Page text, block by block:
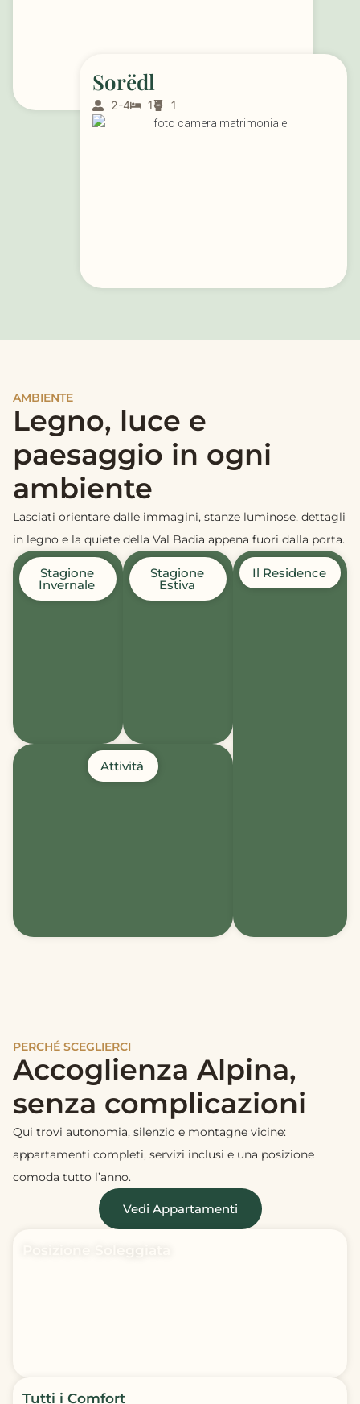
Sorëdl
2-4 1 1
AMBIENTE
Legno, luce e
paesaggio in ogni
ambiente
Lasciati orientare dalle immagini, stanze luminose, dettagli
in legno e la quiete della Val Badia appena fuori dalla porta.
Stagione
Invernale
Stagione
Estiva
Attività
Il Residence
PERCHÉ SCEGLIERCI
Accoglienza Alpina,
senza complicazioni
Qui trovi autonomia, silenzio e montagne vicine:
appartamenti completi, servizi inclusi e una posizione
comoda tutto l’anno.
Vedi Appartamenti
Tutti i Comfort